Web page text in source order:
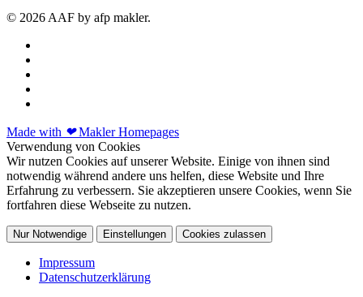
© 2026 AAF by afp makler.
Made with ❤Makler Homepages
Verwendung von Cookies
Wir nutzen Cookies auf unserer Website. Einige von ihnen sind
notwendig während andere uns helfen, diese Website und Ihre
Erfahrung zu verbessern. Sie akzeptieren unsere Cookies, wenn Sie
fortfahren diese Webseite zu nutzen.
Nur Notwendige Einstellungen Cookies zulassen
Impressum
Datenschutzerklärung